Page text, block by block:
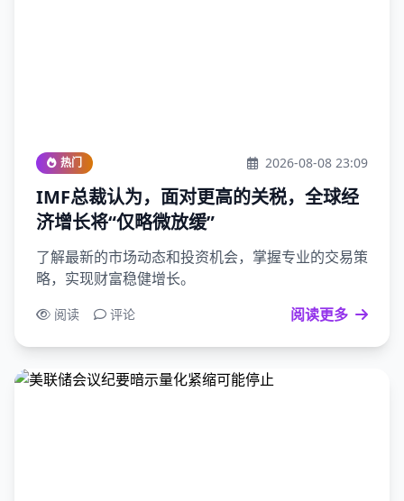
热门 2026-08-08 23:09
IMF总裁认为，面对更高的关税，全球经
济增长将“仅略微放缓”
了解最新的市场动态和投资机会，掌握专业的交易策
略，实现财富稳健增长。
阅读 评论 阅读更多